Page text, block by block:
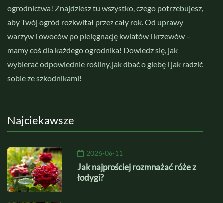
ogrodnictwa! Znajdziesz tu wszystko, czego potrzebujesz,
aby Twój ogród rozkwitał przez cały rok. Od uprawy
warzyw i owoców po pielęgnację kwiatów i krzewów –
mamy coś dla każdego ogrodnika! Dowiedz się, jak
wybierać odpowiednie rośliny, jak dbać o glebę i jak radzić
sobie ze szkodnikami!
Najciekawsze
2026-06-11
Jak najprościej rozmnażać róże z
łodygi?